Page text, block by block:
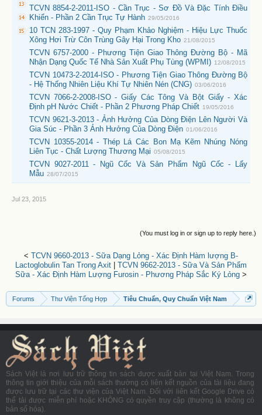
TCVN 8854-2-2011-ISO - Cần Trục - Sơ Đồ Và Đặc Tính Điều
Khiển - Phần 2 Cần Trục Tự Hành 29/05/2016
10 TCN 283-1997 - Quy Phạm Khảo Nghiệm - Hiệu Lực Thuốc
Xông Hơi Trừ Côn Trùng Gây Hại Trong Kho 21/08/2015
TCVN 6757-2000 - Phương Tiện Giao Thông Đường Bộ - Mã
Nhận Dạng Quốc Tế Nhà Sản Xuất Phụ Tùng (WPMI) 12/08/2015
TCVN 10473-2-2014-ISO - Phương Tiện Giao Thông Đường Bộ
- Hệ Thống Nhiên Liệu Khí Tự Nhiên Nén (CNG) 03/06/2016
TCVN 7066-2-2008-ISO - Giấy Các Tông Và Bột Giấy - Xác
Định pH Nước Chiết - Phần 2 Phương Pháp Chiết 19/05/2016
TCVN 9621-3-2013 - Ảnh Hưởng Của Dòng Điện Lên Người Và
Gia Súc - Phần 3 Ảnh Hưởng Của Dòng Điện 01/06/2016
TCVN 10355-2014 - Thép Lá Các Bon Mạ Kẽm Nhúng Nóng
Liên Tục - Chất Lượng Thương Mại 05/08/2015
TCVN 9027-2011 - Ngũ Cốc Và Sản Phẩm Ngũ Cốc - Lấy
Mẫu 28/07/2015
Jul 23, 2015
(You must log in or sign up to reply here.)
< TCVN 9660-2013 - Sữa Dạng Lỏng - Xác Định Hàm lượng B-
Lactoglobulin Tan Trong Axit | TCVN 9662-2013 - Sữa Và Sản Phẩm
Sữa - Xác Định Hàm Lượng Furosin - Phương Pháp Sắc Ký Lỏng >
Forums Thư Viện Tổng Hợp Tiêu Chuẩn, Quy Chuẩn Việt Nam
Sách Việt là nơi lưu trữ thông tin sách được xuất bản tại Việt Nam. Trong
thông tin giới thiệu của mỗi sách thường có liên kết nguồn của tài liệu đang
được lưu trữ tại các thư viện của Việt Nam. Đối với liên kết Google Drive có
thể tải được miễn phí hoặc KHÔNG có quyền truy cập (thường là không có
bản số hóa).